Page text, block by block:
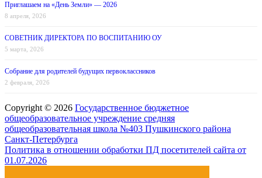
Приглашаем на «День Земли» — 2026
8 апреля, 2026
СОВЕТНИК ДИРЕКТОРА ПО ВОСПИТАНИЮ ОУ
5 марта, 2026
Собрание для родителей будущих первоклассников
2 февраля, 2026
Copyright © 2026 Государственное бюджетное
общеобразовательное учреждение средняя
общеобразовательная школа №403 Пушкинского района
Санкт-Петербурга
Политика в отношении обработки ПД посетителей сайта от
01.07.2026